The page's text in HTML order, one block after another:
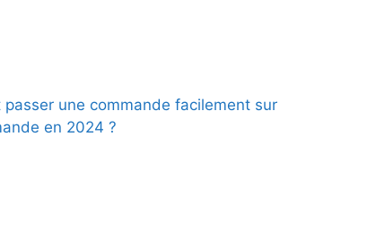
passer une commande facilement sur
en 2024 ?